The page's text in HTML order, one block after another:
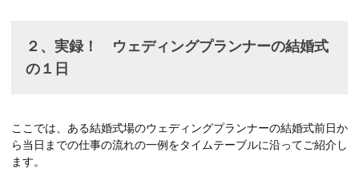
２、実録！ ウェディングプランナーの結婚式
の１日
ここでは、ある結婚式場のウェディングプランナーの結婚式前日か
ら当日までの仕事の流れの一例をタイムテーブルに沿ってご紹介し
ます。